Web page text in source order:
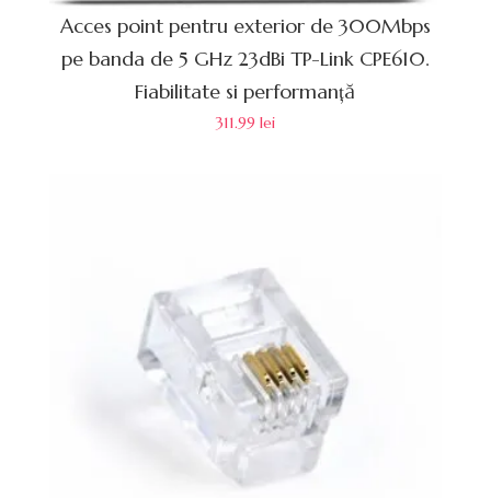
Acces point pentru exterior de 300Mbps
pe banda de 5 GHz 23dBi TP-Link CPE610.
Fiabilitate si performanță
311.99lei